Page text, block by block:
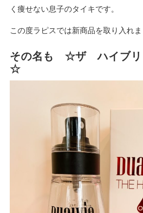
く痩せない息子のタイキです。
この度ラピスでは新商品を取り入れま
その名も ☆ザ ハイブリ
☆